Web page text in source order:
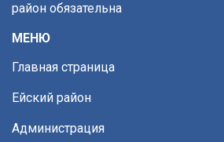
район обязательна
МЕНЮ
Главная страница
Ейский район
Администрация